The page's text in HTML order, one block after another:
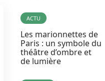
ACTU
Les marionnettes de
Paris : un symbole du
théâtre d’ombre et
de lumière